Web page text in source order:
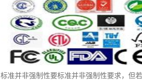
标准并非强制性要标准并非强制性要求，但